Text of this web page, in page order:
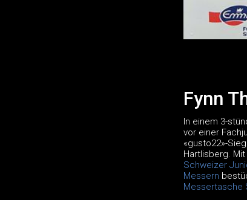
Fynn
In einem 3-
vor einer
«gusto22»-
Hartlisberg.
Schweizer
Messern
Messertasche